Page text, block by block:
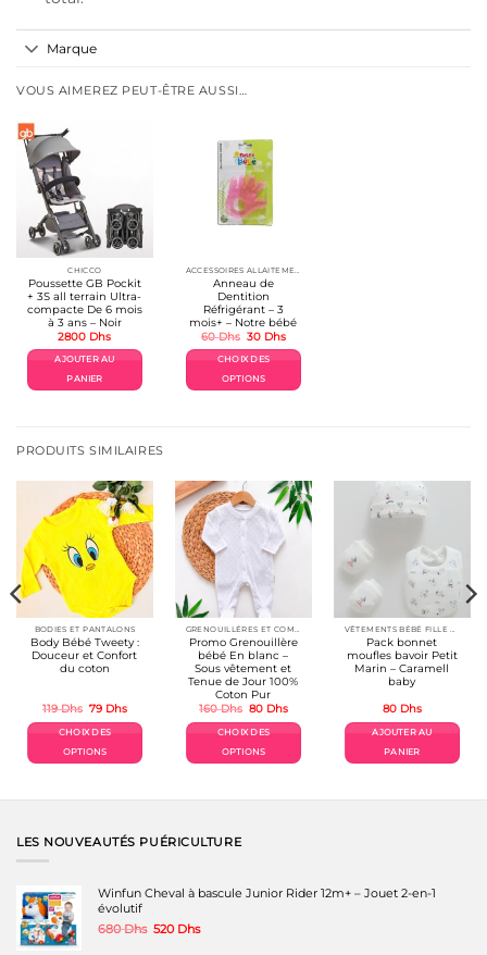
Marque
VOUS AIMEREZ PEUT-ÊTRE AUSSI…
CHICCO
Poussette GB Pockit
+ 3S all terrain Ultra-
compacte De 6 mois
à 3 ans – Noir
2800 Dhs
AJOUTER AU
PANIER
Anneau de
Dentition
Réfrigérant – 3
mois+ – Notre bébé
60Dhs Le
initial
était :
60 Dhs.
30 DhsLe
actuel
CHOIX DES
OPTIONS
Les
options
peuvent
choisies
la
page
du
produit
PRODUITS SIMILAIRES
BODIES ET PANTALONS
Body Bébé Tweety :
Douceur et Confort
du coton
119Dhs Le
initial
était :
119 Dhs.
79 DhsLe
actuel
CHOIX DES
OPTIONS
a
variations.
être
sur
GRENOUILLÉRES ET COMBINAISONS COTON
Promo Grenouillère
bébé En blanc –
Sous vêtement et
Tenue de Jour 100%
Coton Pur
160Dhs Le
initial
était :
160 Dhs.
80 DhsLe
actuel
CHOIX DES
OPTIONS
a
être
VÊTEMENTS BÉBÉ FILLE 👶🎀
Pack bonnet
moufles bavoir Petit
Marin – Caramell
baby
80 Dhs
AJOUTER AU
PANIER
LES NOUVEAUTÉS PUÉRICULTURE
Winfun Cheval à bascule Junior Rider 12m+ – Jouet 2-en-1
évolutif
680Dhs Le
520 DhsLe